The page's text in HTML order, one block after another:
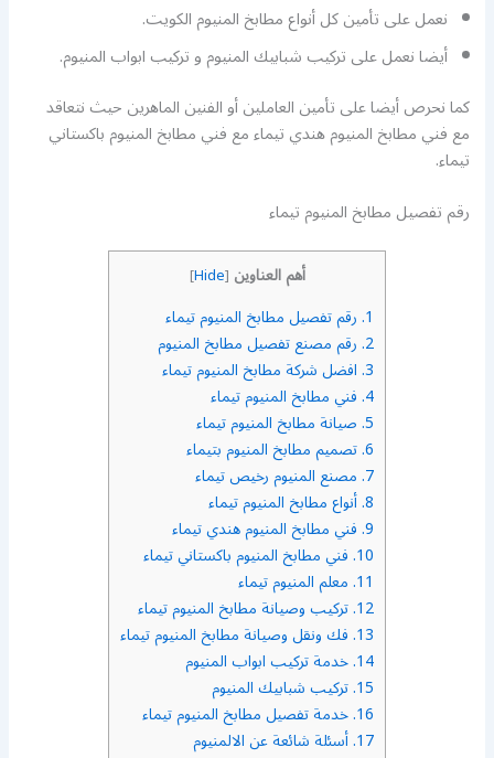
نعمل على تأمين كل أنواع مطابخ المنيوم الكويت.
أيضا نعمل على تركيب شبابيك المنيوم و تركيب ابواب المنيوم.
كما نحرص أيضا على تأمين العاملين أو الفنين الماهرين حيث نتعاقد
مع فني مطابخ المنيوم هندي تيماء مع فني مطابخ المنيوم باكستاني
تيماء.
رقم تفصيل مطابخ المنيوم تيماء
أهم العناوين [
Hide
]
1. رقم تفصيل مطابخ المنيوم تيماء
2. رقم مصنع تفصيل مطابخ المنيوم
3. افضل شركة مطابخ المنيوم تيماء
4. فني مطابخ المنيوم تيماء
5. صيانة مطابخ المنيوم تيماء
6. تصميم مطابخ المنيوم بتيماء
7. مصنع المنيوم رخيص تيماء
8. أنواع مطابخ المنيوم تيماء
9. فني مطابخ المنيوم هندي تيماء
10. فني مطابخ المنيوم باكستاني تيماء
11. معلم المنيوم تيماء
12. تركيب وصيانة مطابخ المنيوم تيماء
13. فك ونقل وصيانة مطابخ المنيوم تيماء
14. خدمة تركيب ابواب المنيوم
15. تركيب شبابيك المنيوم
16. خدمة تفصيل مطابخ المنيوم تيماء
17. أسئلة شائعة عن الالمنيوم